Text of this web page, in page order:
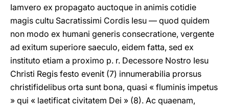
Iamvero ex propagato auctoque in animis cotidie
magis cultu Sacratissimi Cordis Iesu — quod quidem
non modo ex humani generis consecratione, vergente
ad exitum superiore saeculo, eidem fatta, sed ex
instituto etiam a proximo p. r. Decessore Nostro Iesu
Christi Regis festo evenit (7) innumerabilia prorsus
christifidelibus orta sunt bona, quasi « fluminis impetus
» qui « laetificat civitatem Dei » (8). Ac quaenam,